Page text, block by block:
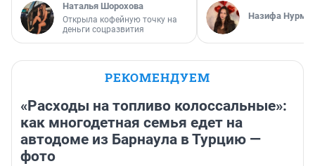
Наталья Шорохова
Открыла кофейную точку на
деньги соцразвития
Назифа
РЕКОМЕНДУЕМ
«Расходы на топливо колоссальные»:
как многодетная семья едет на
автодоме из Барнаула в Турцию —
фото